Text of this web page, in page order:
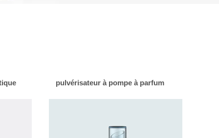
pulvérisateur à pompe à parfum